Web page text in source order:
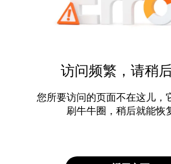
访问频繁，请稍
您所要访问的页面不在这儿，
刷牛牛圈，稍后就能恢